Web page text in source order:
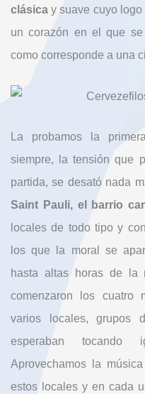
clásica y suave cuyo
un corazón en el que
como corresponde a una
La probamos la
siempre, la tensión que
partida, se desató nada
Saint Pauli, el barrio
locales de todo tipo y
los que la moral se
hasta altas horas de la
comenzaron los cuatro
varios locales, grupos
esperaban tocando
Aprovechamos la
estos locales y en cada